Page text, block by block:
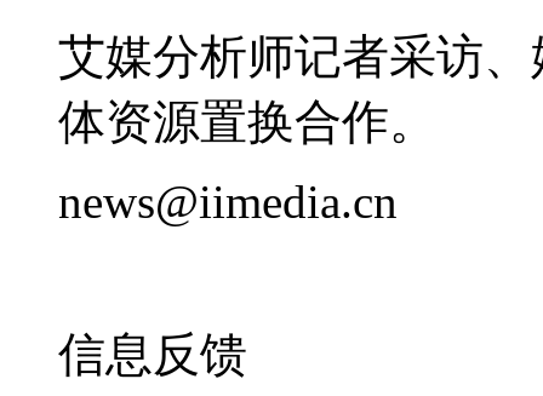
艾媒分析师记者采访
体资源置换合作。
news@iimedia.cn
信息反馈